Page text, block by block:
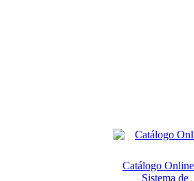
Catálogo
Sistema de